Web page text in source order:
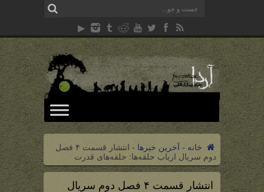
خانه - آخرین خبرها -
انتشار قسمت ۴ فصل
دوم سریال ارباب حلقه‌ها: حلقه‌های قدرت
انتشار قسمت ۴ فصل دوم سریال